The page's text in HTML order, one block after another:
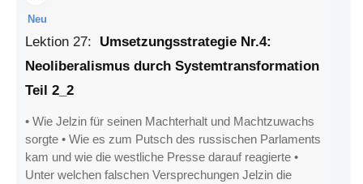
Neu
Lektion 27: Umsetzungsstrategie Nr.4:
Neoliberalismus durch Systemtransformation
Teil 2_2
• Wie Jelzin für seinen Machterhalt und Machtzuwachs
sorgte • Wie es zum Putsch des russischen Parlaments
kam und wie die westliche Presse darauf reagierte •
Unter welchen falschen Versprechungen Jelzin die